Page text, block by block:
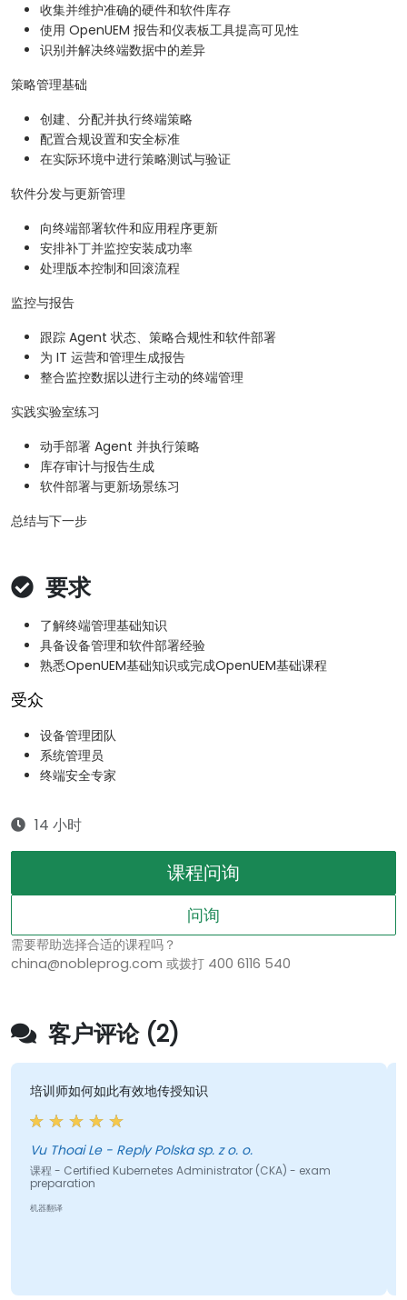
收集并维护准确的硬件和软件库存
使用 OpenUEM 报告和仪表板工具提高可见性
识别并解决终端数据中的差异
策略管理基础
创建、分配并执行终端策略
配置合规设置和安全标准
在实际环境中进行策略测试与验证
软件分发与更新管理
向终端部署软件和应用程序更新
安排补丁并监控安装成功率
处理版本控制和回滚流程
监控与报告
跟踪 Agent 状态、策略合规性和软件部署
为 IT 运营和管理生成报告
整合监控数据以进行主动的终端管理
实践实验室练习
动手部署 Agent 并执行策略
库存审计与报告生成
软件部署与更新场景练习
总结与下一步
要求
了解终端管理基础知识
具备设备管理和软件部署经验
熟悉OpenUEM基础知识或完成OpenUEM基础课程
受众
设备管理团队
系统管理员
终端安全专家
14 小时
课程问询
问询
需要帮助选择合适的课程吗？
china@nobleprog.com 或拨打 400 6116 540
客户评论 (2)
培训师如何如此有效地传授知识
Vu Thoai Le - Reply Polska sp. z o. o.
课程 - Certified Kubernetes Administrator (CKA) - exam
preparation
机器翻译